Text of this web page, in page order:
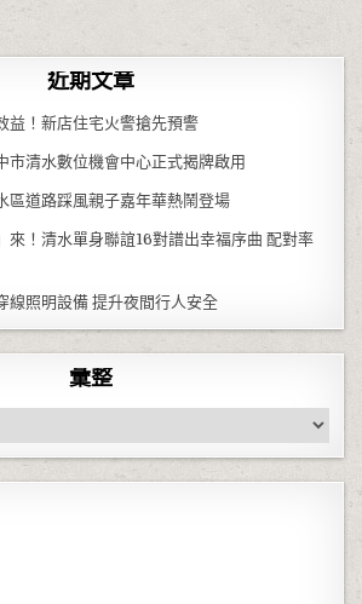
近期文章
益！新店住宅火警搶先預警
市清水數位機會中心正式揭牌啟用
區道路踩風親子嘉年華熱鬧登場
來！清水單身聯誼16對譜出幸福序曲 配對率
線照明設備 提升夜間行人安全
彙整